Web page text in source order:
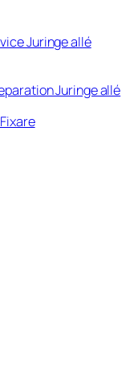
Juringe allé
Juringe allé